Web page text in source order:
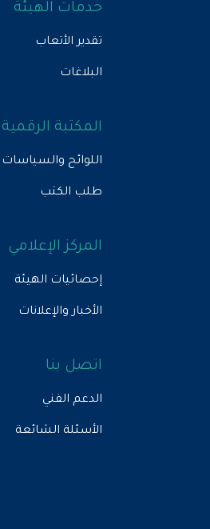
خدمات الهيئة
تقدير الأتعاب
البلاغات
المكتبة الرقمية
اللوائح والسياسات
طلب الكتب
المركز الإعلامي
إحصائيات الهيئة
الأخبار والإعلانات
اتصل بنا
الدعم الفني
الأسئلة الشائعة